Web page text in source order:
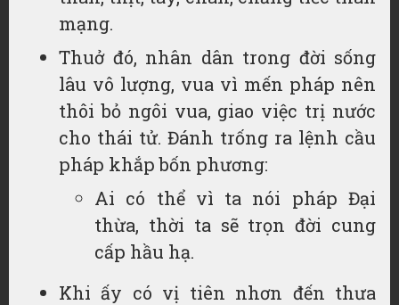
mạng.
Thuở đó, nhân dân trong đời sống
lâu vô lượng, vua vì mến pháp nên
thôi bỏ ngôi vua, giao việc trị nước
cho thái tử. Đánh trống ra lệnh cầu
pháp khắp bốn phương:
Ai có thể vì ta nói pháp Đại
thừa, thời ta sẽ trọn đời cung
cấp hầu hạ.
Khi ấy có vị tiên nhơn đến thưa